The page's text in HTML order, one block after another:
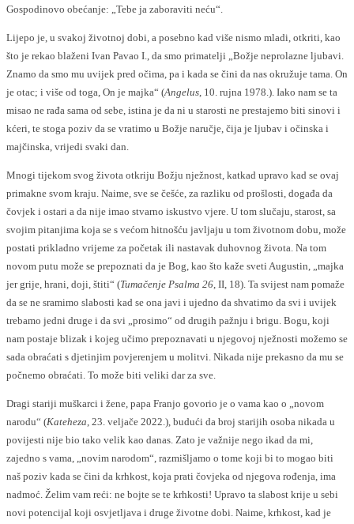
Gospodinovo obećanje: „Tebe ja zaboraviti neću“.
Lijepo je, u svakoj životnoj dobi, a posebno kad više nismo mladi, otkriti, kao
što je rekao blaženi Ivan Pavao I., da smo primatelji „Božje neprolazne ljubavi.
Znamo da smo mu uvijek pred očima, pa i kada se čini da nas okružuje tama. On
je otac; i više od toga, On je majka“ (Angelus, 10. rujna 1978.). Iako nam se ta
misao ne rađa sama od sebe, istina je da ni u starosti ne prestajemo biti sinovi i
kćeri, te stoga poziv da se vratimo u Božje naručje, čija je ljubav i očinska i
majčinska, vrijedi svaki dan.
Mnogi tijekom svog života otkriju Božju nježnost, katkad upravo kad se ovaj
primakne svom kraju. Naime, sve se češće, za razliku od prošlosti, događa da
čovjek i ostari a da nije imao stvarno iskustvo vjere. U tom slučaju, starost, sa
svojim pitanjima koja se s većom hitnošću javljaju u tom životnom dobu, može
postati prikladno vrijeme za početak ili nastavak duhovnog života. Na tom
novom putu može se prepoznati da je Bog, kao što kaže sveti Augustin, „majka
jer grije, hrani, doji, štiti“ (Tumačenje Psalma 26, II, 18). Ta svijest nam pomaže
da se ne sramimo slabosti kad se ona javi i ujedno da shvatimo da svi i uvijek
trebamo jedni druge i da svi „prosimo“ od drugih pažnju i brigu. Bogu, koji
nam postaje blizak i kojeg učimo prepoznavati u njegovoj nježnosti možemo se
sada obraćati s djetinjim povjerenjem u molitvi. Nikada nije prekasno da mu se
počnemo obraćati. To može biti veliki dar za sve.
Dragi stariji muškarci i žene, papa Franjo govorio je o vama kao o „novom
narodu“ (Kateheza, 23. veljače 2022.), budući da broj starijih osoba nikada u
povijesti nije bio tako velik kao danas. Zato je važnije nego ikad da mi,
zajedno s vama, „novim narodom“, razmišljamo o tome koji bi to mogao biti
naš poziv kada se čini da krhkost, koja prati čovjeka od njegova rođenja, ima
nadmoć. Želim vam reći: ne bojte se te krhkosti! Upravo ta slabost krije u sebi
novi potencijal koji osvjetljava i druge životne dobi. Naime, krhkost, kad je